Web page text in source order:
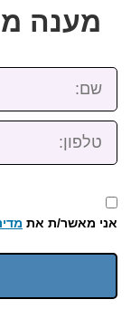
מענה מיידי:
שם:
טלפון:
אני מאשר/ת את